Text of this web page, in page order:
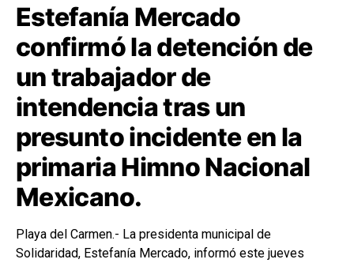
Estefanía Mercado
confirmó la detención de
un trabajador de
intendencia tras un
presunto incidente en la
primaria Himno Nacional
Mexicano.
Playa del Carmen.- La presidenta municipal de
Solidaridad, Estefanía Mercado, informó este jueves